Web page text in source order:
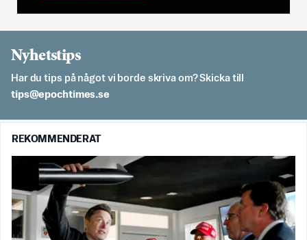
Nyhetstips
Har du tips på något vi borde skriva om? Skicka till
es.semithcope@spit
REKOMMENDERAT